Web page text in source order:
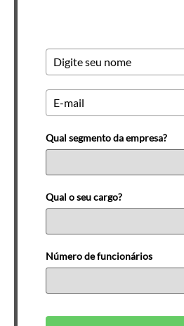
Qual segmento da empresa?
Qual o seu cargo?
Número de funcionários